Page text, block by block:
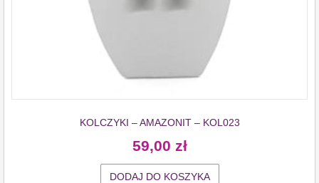
KOLCZYKI – AMAZONIT – KOL023
59,00 zł
DODAJ DO KOSZYKA